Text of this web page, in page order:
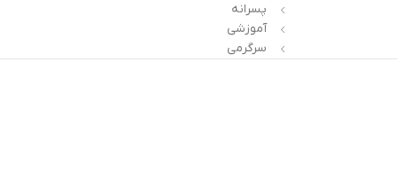
پسرانه
آموزشی
سرگرمی